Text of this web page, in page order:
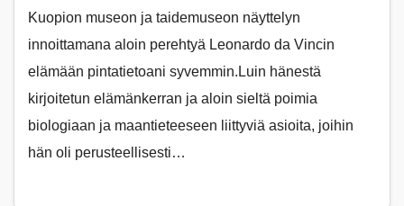
Kuopion museon ja taidemuseon näyttelyn
innoittamana aloin perehtyä Leonardo da Vincin
elämään pintatietoani syvemmin.Luin hänestä
kirjoitetun elämänkerran ja aloin sieltä poimia
biologiaan ja maantieteeseen liittyviä asioita, joihin
hän oli perusteellisesti…